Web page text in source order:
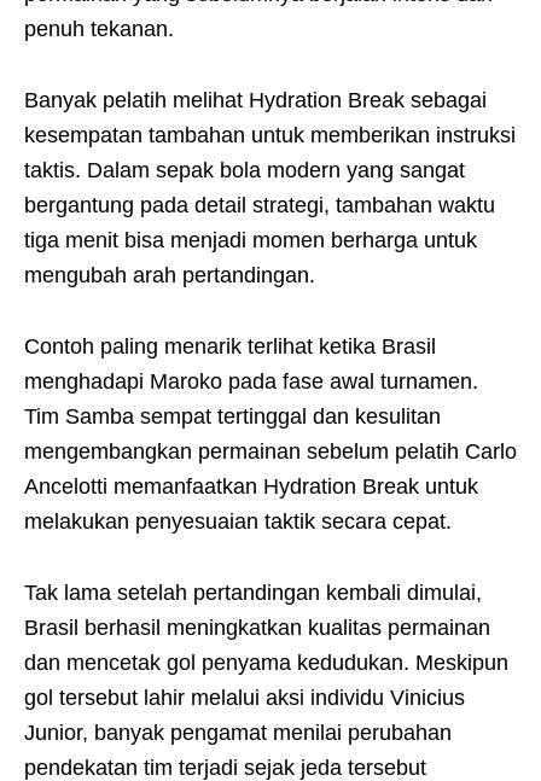
penuh tekanan.
Banyak pelatih melihat Hydration Break sebagai
kesempatan tambahan untuk memberikan instruksi
taktis. Dalam sepak bola modern yang sangat
bergantung pada detail strategi, tambahan waktu
tiga menit bisa menjadi momen berharga untuk
mengubah arah pertandingan.
Contoh paling menarik terlihat ketika Brasil
menghadapi Maroko pada fase awal turnamen.
Tim Samba sempat tertinggal dan kesulitan
mengembangkan permainan sebelum pelatih Carlo
Ancelotti memanfaatkan Hydration Break untuk
melakukan penyesuaian taktik secara cepat.
Tak lama setelah pertandingan kembali dimulai,
Brasil berhasil meningkatkan kualitas permainan
dan mencetak gol penyama kedudukan. Meskipun
gol tersebut lahir melalui aksi individu Vinicius
Junior, banyak pengamat menilai perubahan
pendekatan tim terjadi sejak jeda tersebut